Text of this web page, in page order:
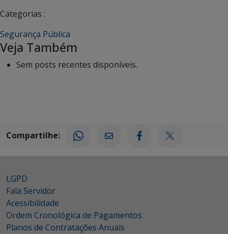
Categorias :
Segurança Pública
Veja Também
Sem posts recentes disponíveis.
Compartilhe:
LGPD
Fala Servidor
Acessibilidade
Ordem Cronológica de Pagamentos
Planos de Contratações Anuais